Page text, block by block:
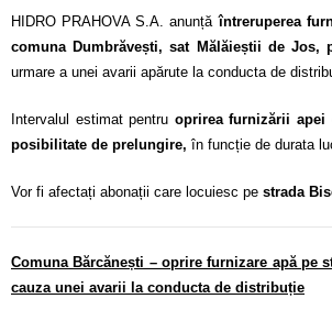
HIDRO PRAHOVA S.A. anunțăîntreruperea
comuna Dumbrăvești, sat Mălăieștii de Jos,
urmare a unei avarii apărute la conducta de
Intervalul estimat pentru oprirea furnizării apei
posibilitate de prelungire, în funcție de durata
Vor fi afectați abonații care locuiesc pe strada
Comuna Bărcănești – oprire furnizare apă pe
cauza unei avarii la conducta de distribuție